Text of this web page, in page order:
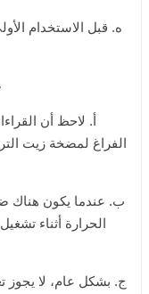
ه. قبل الاستخدام
أ. لاحظ أن
الفراغ لمضخة زيت
ب. عندما يكون هناك
الحرارة أثناء
ج. بشكل عام، لا يجوز